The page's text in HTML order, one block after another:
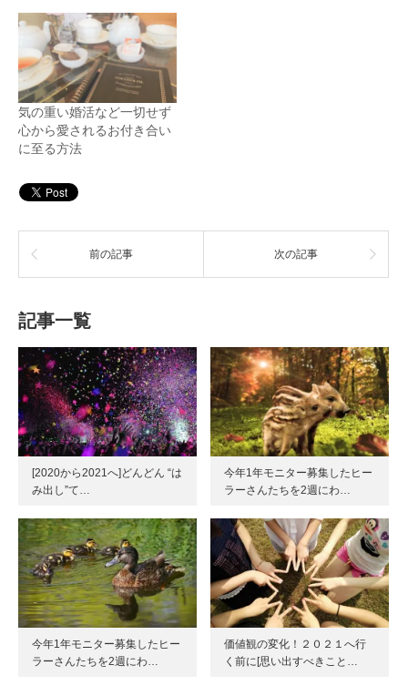
気の重い婚活など一切せず
心から愛されるお付き合い
に至る方法
前の記事 次の記事
記事一覧
[2020から2021へ]どんどん “は
み出し”て…
今年1年モニター募集したヒー
ラーさんたちを2週にわ…
今年1年モニター募集したヒー
ラーさんたちを2週にわ…
価値観の変化！２０２１へ行
く前に[思い出すべきこと…